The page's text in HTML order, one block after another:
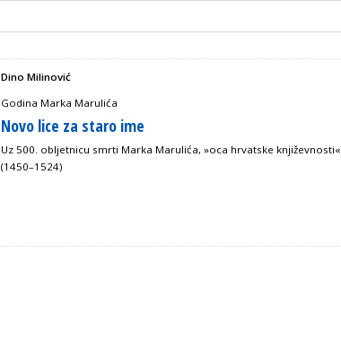
Dino Milinović
Godina Marka Marulića
Novo lice za staro ime
Uz 500. obljetnicu smrti Marka Marulića, »oca hrvatske književnosti«
(1450–1524)